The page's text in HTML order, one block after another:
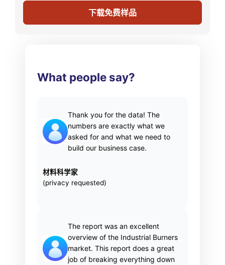
下载免费样品
What people say?
Thank you for the data! The
numbers are exactly what we
asked for and what we need to
build our business case.
材料科学家
(privacy requested)
The report was an excellent
overview of the Industrial Burners
market. This report does a great
job of breaking everything down